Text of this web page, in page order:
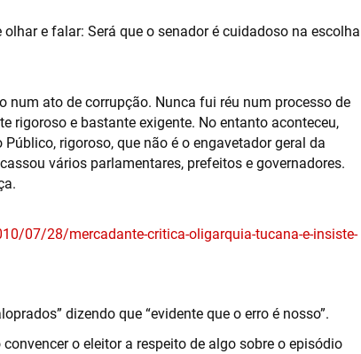
e falar: Será que o senador é cuidadoso na escolha
ato de corrupção. Nunca fui réu num processo de
rigoroso e bastante exigente. No entanto aconteceu,
rigoroso, que não é o engavetador geral da
vários parlamentares, prefeitos e governadores.
07/28/mercadante-critica-oligarquia-tucana-e-insiste-
dizendo que “evidente que o erro é nosso”.
o eleitor a respeito de algo sobre o episódio